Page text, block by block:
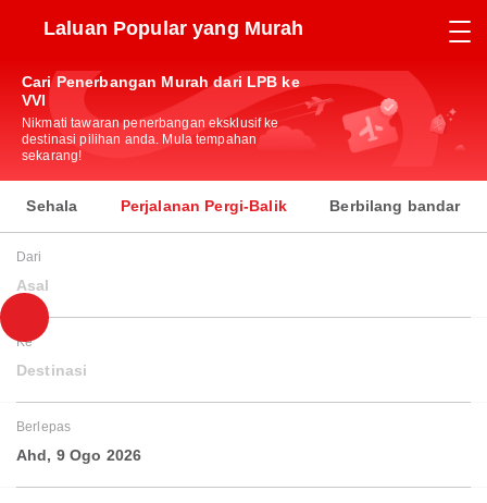
Laluan Popular yang Murah
Cari Penerbangan Murah dari LPB ke
VVI
Nikmati tawaran penerbangan eksklusif ke
destinasi pilihan anda. Mula tempahan
sekarang!
Sehala Perjalanan Pergi-Balik Berbilang bandar
Dari
Asal
Ke
Destinasi
Berlepas
Ahd, 9 Ogo 2026